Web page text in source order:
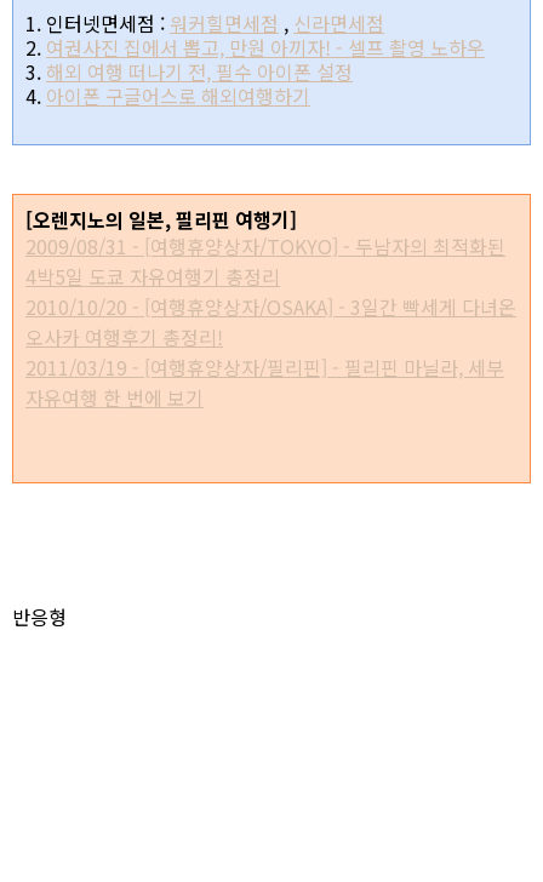
1. 인터넷면세점 : 워커힐면세점 , 신라면세점
2. 여권사진 집에서 뽑고, 만원 아끼자! - 셀프 촬영 노하우
3. 해외 여행 떠나기 전, 필수 아이폰 설정
4. 아이폰 구글어스로 해외여행하기
[오렌지노의 일본, 필리핀 여행기]
2009/08/31 - [여행휴양상자/TOKYO] - 두남자의 최적화된
4박5일 도쿄 자유여행기 총정리
2010/10/20 - [여행휴양상자/OSAKA] - 3일간 빡세게 다녀온
오사카 여행후기 총정리!
2011/03/19 - [여행휴양상자/필리핀] - 필리핀 마닐라, 세부
자유여행 한 번에 보기
반응형